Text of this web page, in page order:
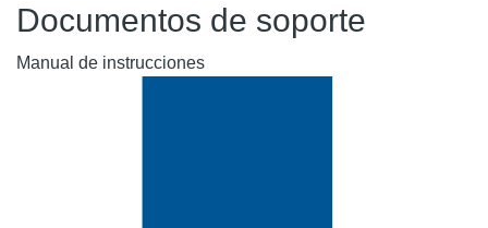
Documentos de soporte
Manual de instrucciones